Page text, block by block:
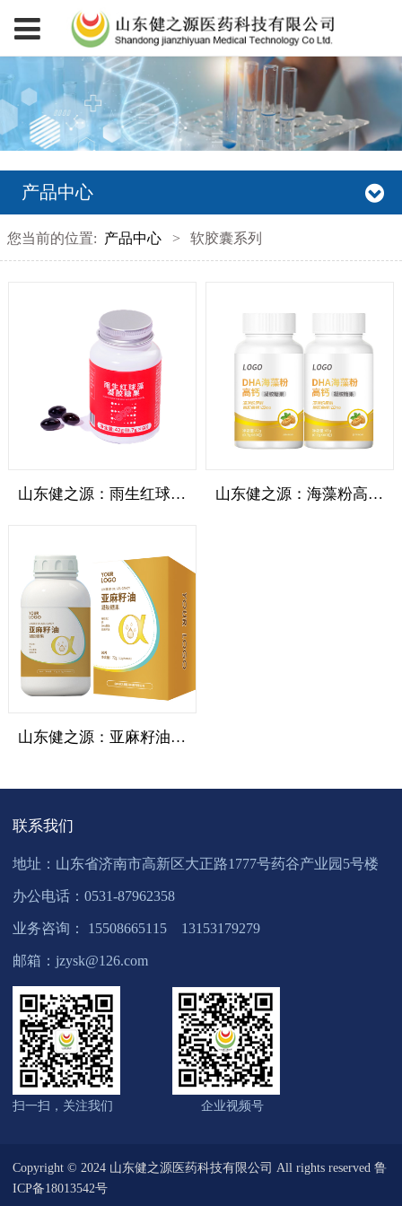
产品中心
您当前的位置: 产品中心 > 软胶囊系列
山东健之源：雨生红球藻虾青素软胶囊代加工 山东健之源：海藻粉高钙凝胶糖果代加工
山东健之源：亚麻籽油软胶囊凝胶糖果代加工
联系我们
地址：山东省济南市高新区大正路1777号药谷产业园5号楼
办公电话：0531-87962358
业务咨询： 15508665115 13153179279
邮箱：jzysk@126.com
扫一扫，关注我们 企业视频号
Copyright © 2024 山东健之源医药科技有限公司 All rights reserved 鲁
ICP备18013542号